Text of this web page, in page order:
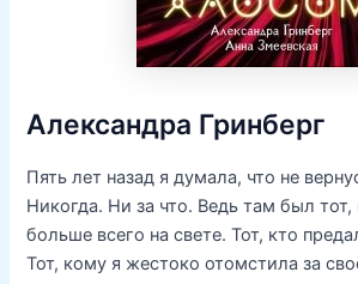
Александра Гринберг
Пять лет назад я думала, что не
Никогда. Ни за что. Ведь там был
больше всего на свете. Тот, кто
Тот, кому я жестоко отомстила за